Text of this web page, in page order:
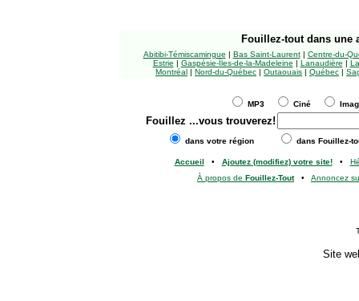
Fouillez-tout dans une
Abitibi-Témiscamingue | Bas Saint-Laurent| Centre-du-
Estrie | Gaspésie-Îles-de-la-Madeleine | Lanaudière |
Montréal | Nord-du-Québec | Outaouais | Québec |
MP3 Ciné
Fouillez ...vous trouverez!
dans votre région dans Fouillez-
Accueil • Ajoutez (modifiez) votre site!•
À propos de Fouillez-Tout• Annoncez
Site